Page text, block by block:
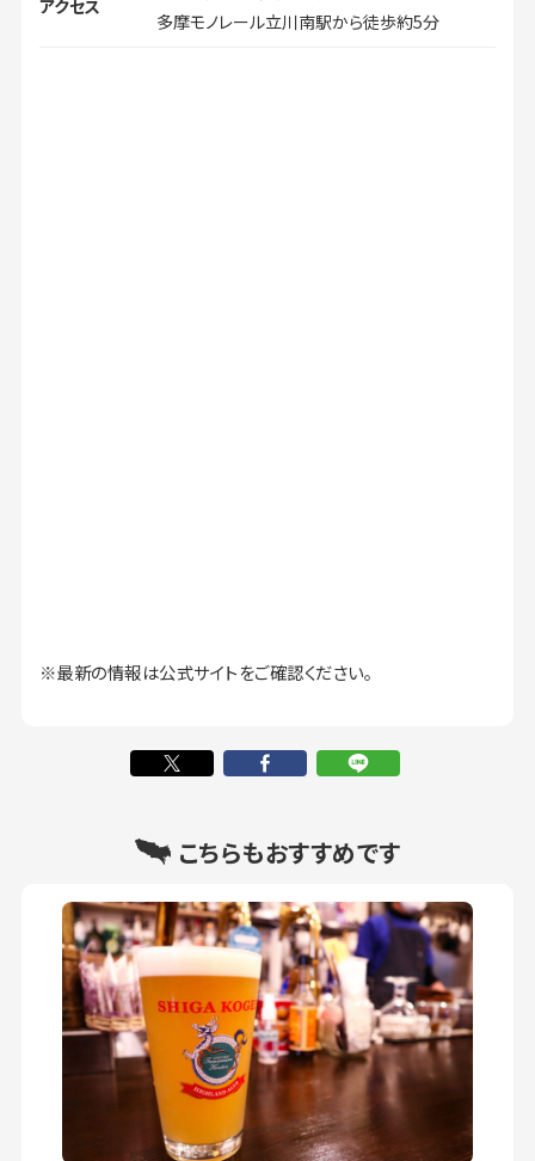
アクセス
多摩モノレール立川南駅から徒歩約5分
※最新の情報は公式サイトをご確認ください。
こちらもおすすめです